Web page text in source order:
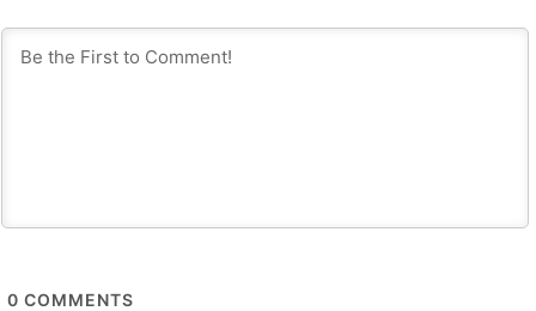
0 COMMENTS